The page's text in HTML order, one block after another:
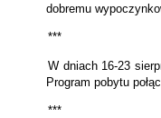
dobremu
***
W dniach 16-23
Program pobytu
***